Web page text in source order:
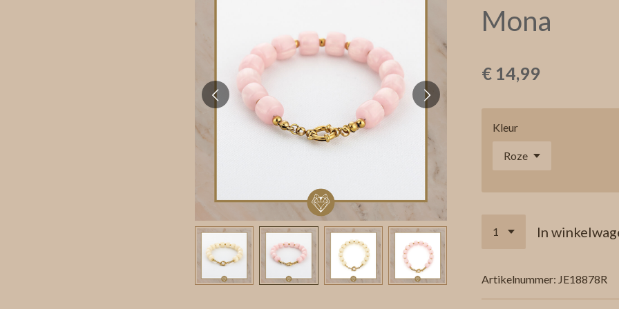
Mona
€ 14,99
Kleur
In
Artikelnummer: JE18878R